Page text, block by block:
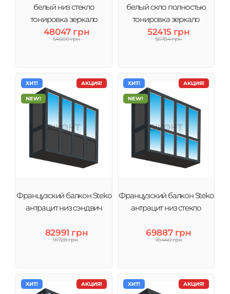
белый низ стекло
тонировка зеркало
48047 грн
54600 грн
белый скло полностью
тонировка зеркало
52415 грн
56784 грн
АКЦИЯ!
ХИТ!
NEW!
Французский балкон Steko
антрацит низ сэндвич
82991 грн
91728 грн
АКЦИЯ!
ХИТ!
NEW!
Французский балкон Steko
антрацит низ стекло
69887 грн
76440 грн
АКЦИЯ!
ХИТ! АКЦИЯ!
ХИТ!